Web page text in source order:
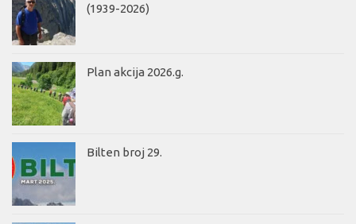
(1939-2026)
Plan akcija 2026.g.
Bilten broj 29.